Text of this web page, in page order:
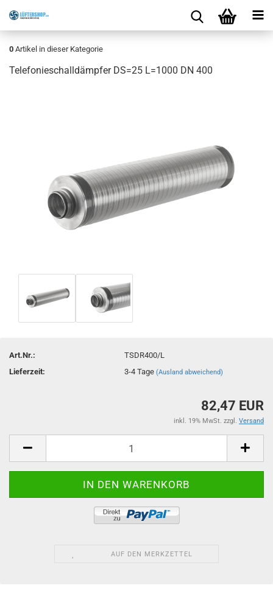
0 Artikel in dieser Kategorie
Telefonieschalldämpfer DS=25 L=1000 DN 400
Art.Nr.:
TSDR400/L
Lieferzeit:
3-4 Tage(Ausland abweichend)
82,47 EUR
inkl. 19% MwSt. zzgl. Versand
AUF DEN MERKZETTEL